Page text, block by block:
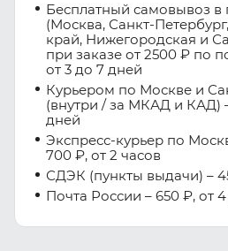
Бесплатный самовывоз в
(Москва, Санкт-
край, Нижегородская и
при заказе от 2500 ₽ по
от 3 до 7 дней
Курьером по Москве и
(внутри / за МКАД и КАД)
дней
Экспресс-курьер по
700 ₽, от 2 часов
СДЭК (пункты выдачи) –
Почта России – 650 ₽, от